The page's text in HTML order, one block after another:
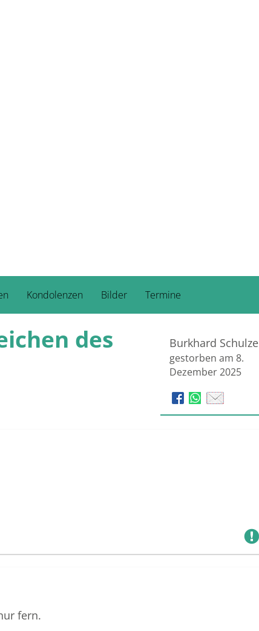
Kondolenzen Bilder Termine
des
Burkhard Schulze
gestorben am 8.
Dezember 2025
fern.